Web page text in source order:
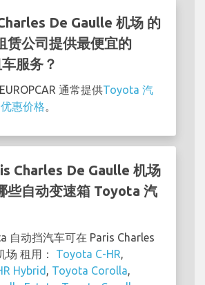
De Gaulle 机场 的
赁公司提供最便宜的
服务？
通常提供Toyota 汽
惠价格
Charles De Gaulle 机场
些自动变速箱 Toyota 汽
自动挡汽车可在 Paris Charles
场 租用： Toyota C-HR
Hybrid
Toyota Corolla